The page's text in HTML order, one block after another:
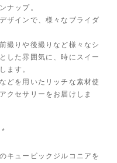
ナップ。
ザインで、様々なブライダ
撮りや後撮りなど様々なシ
した雰囲気に、時にスイー
ます。
どを用いたリッチな素材使
クセサリーをお届けしま
*
キュービックジルコニアを